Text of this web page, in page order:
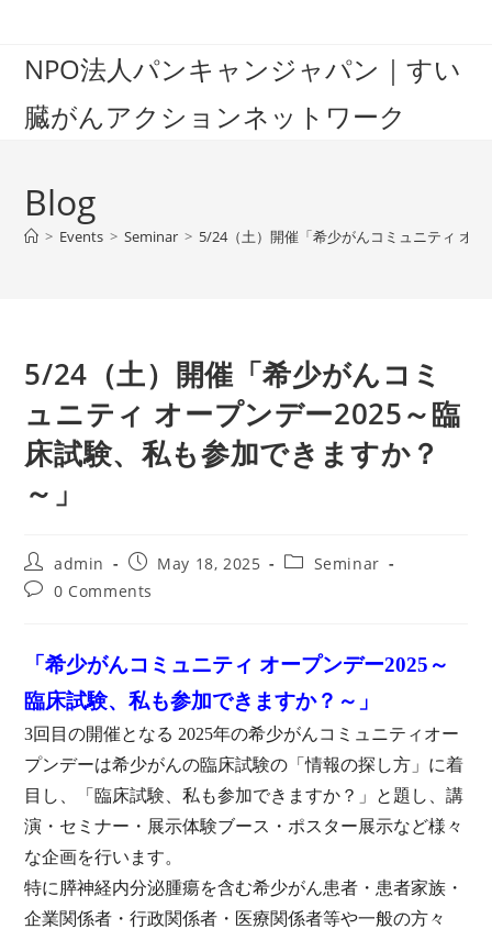
contentNPO法人パンキャンジャパン｜すい
臓がんアクションネットワーク
Blog
> Events > Seminar > 5/24（土）開催「希少がんコミュニティ オ
5/24（土）開催「希少がんコミ
ュニティ オープンデー2025～臨
床試験、私も参加できますか？
～」
Post
author:
admin
Post
published:
May 18, 2025
PostSeminar
Post0 Comments
「希少がんコミュニティ オープンデー2025～
臨床試験、私も参加できますか？～」
3回目の開催となる 2025年の希少がんコミュニティオー
プンデーは希少がんの臨床試験の「情報の探し方」に着
目し、「臨床試験、私も参加できますか？」と題し、講
演・セミナー・展示体験ブース・ポスター展示など様々
な企画を行います。
特に膵神経内分泌腫瘍を含む希少がん患者・患者家族・
企業関係者・行政関係者・医療関係者等や一般の方々